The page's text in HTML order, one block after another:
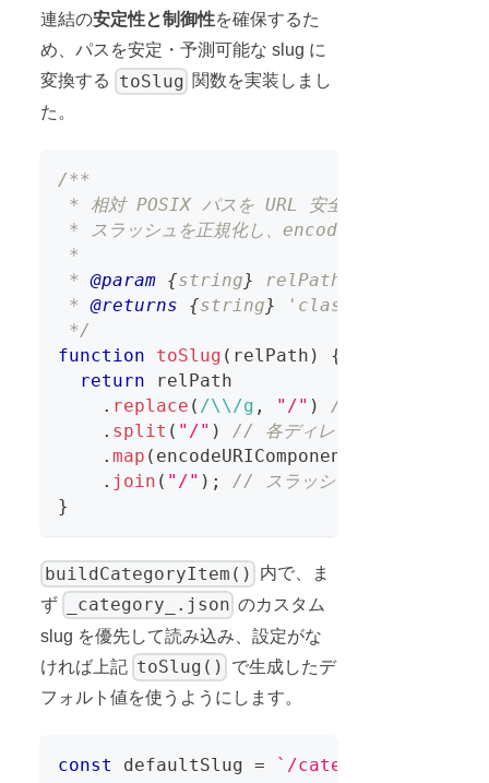
連結の安定性と制御性を確保するた
め、パスを安定・予測可能な slug に
変換する
toSlug 関数を実装しまし
た。
/**
* 相対 POSIX パスを URL 安全な slug に変換
* スラッシュを正規化し、
*
* @param {string} relPath
* @returns {string}
'classic-cnns/vgg' の
*/
function
toSlug ( relPath )
{
return relPath
. replace ( /\\/g , "/" )
// Windows のバ
. split ( "/" )
// 各ディレクトリ階層に分割
.map ( encodeURIComponent
. join ( "/" ) ;
// スラッシュで再結合し、
}
buildCategoryItem()
内で、ま
ず
_category_.json のカスタム
slug を優先して読み込み、設定がな
ければ上記 toSlug()
で生成したデ
フォルト値を使うようにします。
const defaultSlug = ` /category/